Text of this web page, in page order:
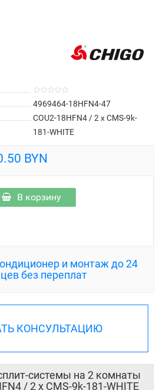
4969464-18HFN4-47
COU2-18HFN4 / 2 x CMS-9k-
181-WHITE
BYN
В корзину
и монтаж до 24
без переплат
КОНСУЛЬТАЦИЮ
системы на 2 комнаты
/ 2 x CMS-9k-181-WHITE